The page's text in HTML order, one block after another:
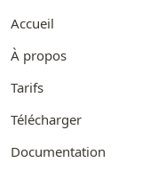
Accueil
À propos
Tarifs
Télécharger
Documentation